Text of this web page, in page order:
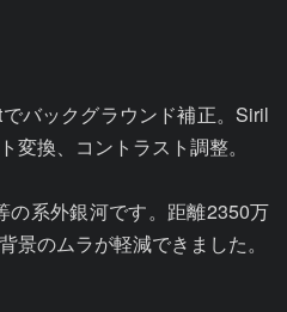
バックグラウンド補正。Siril
変換、コントラスト調整。
の系外銀河です。距離2350万
景のムラが軽減できました。